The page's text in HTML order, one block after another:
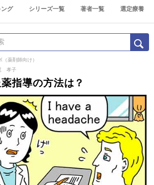
ング シリーズ一覧 著者一覧 選定療養
薬剤師向け）
孝子
指導の方法は？